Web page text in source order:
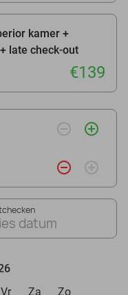
kamer +
late check-out
€139
remove_circle_outline add_circle_outline
remove_circle_outline add_circle_outline
datum
Vr Za Zo